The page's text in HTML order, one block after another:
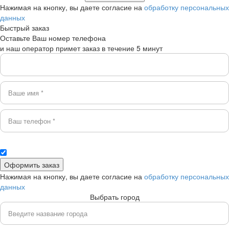
Нажимая на кнопку, вы даете согласие на обработку персональных
данных
Быстрый заказ
Оставьте Ваш номер телефона
и наш оператор примет заказ в течение 5 минут
Нажимая на кнопку, вы даете согласие на обработку персональных
данных
Выбрать город